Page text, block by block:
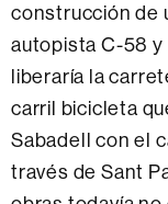
construcción de
autopista C-58 y
liberaría la
carril bicicleta
Sabadell con el
través de Sant